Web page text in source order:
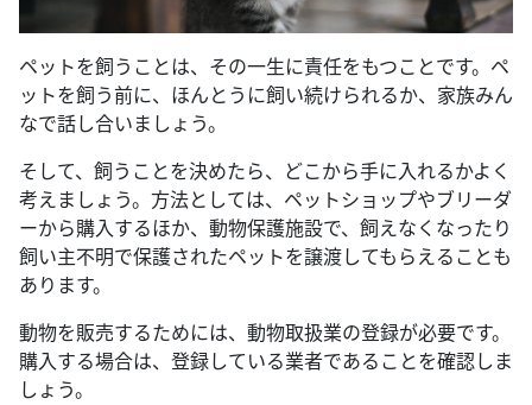
ペットを飼うことは、その一生に責任をもつことです。ペ
ットを飼う前に、ほんとうに飼い続けられるか、家族みん
なで話し合いましょう。
そして、飼うことを決めたら、どこから手に入れるかよく
考えましょう。方法としては、ペットショップやブリーダ
ーから購入するほか、動物保護施設で、飼えなくなったり
飼い主不明で保護されたペットを譲渡してもらえることも
あります。
動物を販売するためには、動物取扱業の登録が必要です。
購入する場合は、登録している業者であることを確認しま
しょう。